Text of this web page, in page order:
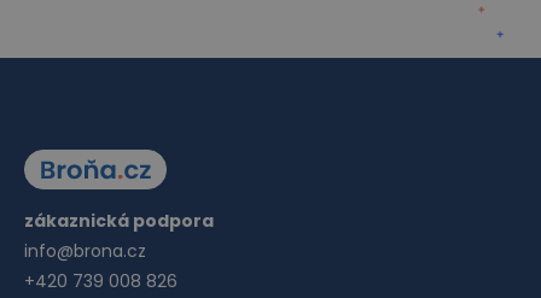
zákaznická podpora
info@brona.cz
+420 739 008 826